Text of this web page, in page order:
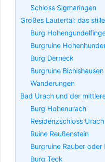
Schloss Sigmaringen
Großes Lautertal: das
Burg
Burgruine
Burg Derneck
Burgruine Bichishausen
Wanderungen
Bad Urach und der
Burg Hohenurach
Residenzschloss Urach
Ruine Reußenstein
Burgruine Rauber
Burg Teck